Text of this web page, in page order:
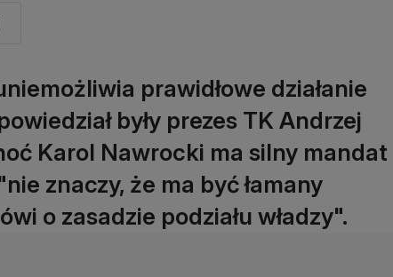
prawidłowe działanie
były prezes TK Andrzej
Karol Nawrocki ma silny mandat
znaczy, że ma być łamany
o zasadzie podziału władzy".